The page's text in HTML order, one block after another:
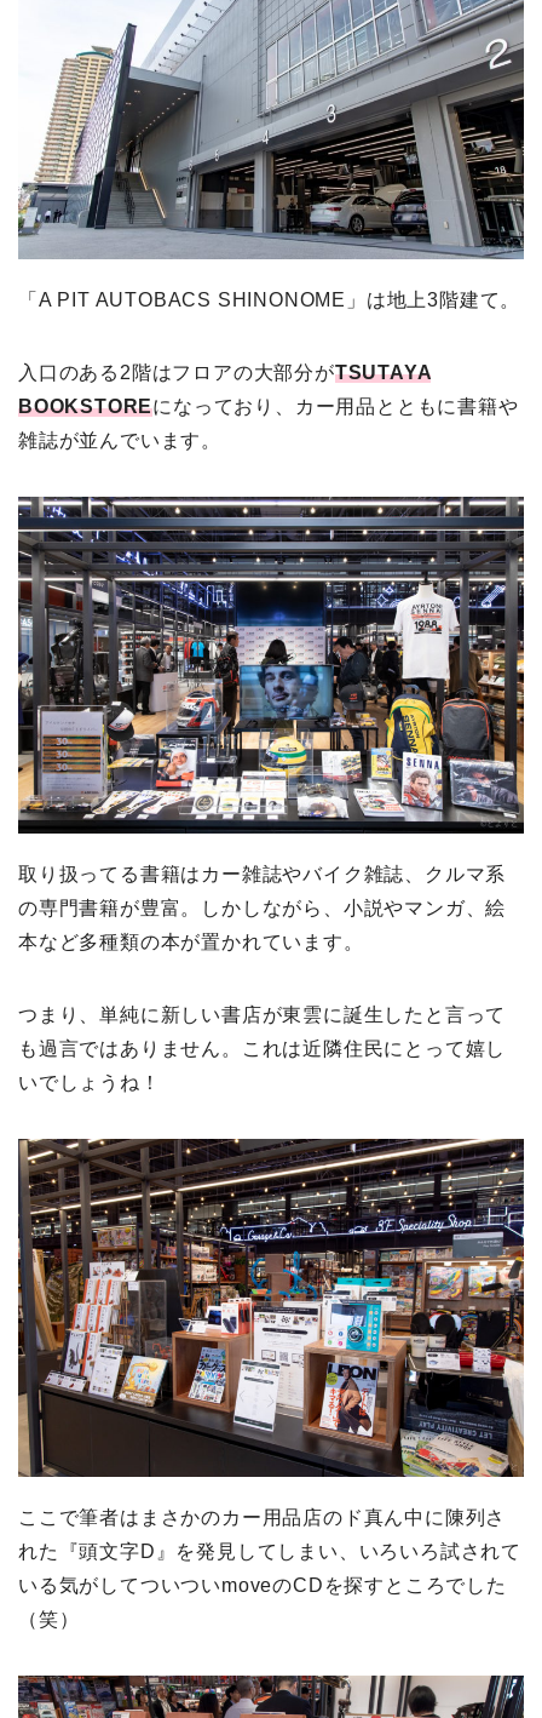
「A PIT AUTOBACS SHINONOME」は地上3階建て。
入口のある2階はフロアの大部分がTSUTAYA
BOOKSTOREになっており、カー用品とともに書籍や
雑誌が並んでいます。
取り扱ってる書籍はカー雑誌やバイク雑誌、クルマ系
の専門書籍が豊富。しかしながら、小説やマンガ、絵
本など多種類の本が置かれています。
つまり、単純に新しい書店が東雲に誕生したと言って
も過言ではありません。これは近隣住民にとって嬉し
いでしょうね！
ここで筆者はまさかのカー用品店のド真ん中に陳列さ
れた『頭文字D』を発見してしまい、いろいろ試されて
いる気がしてついついmoveのCDを探すところでした
（笑）